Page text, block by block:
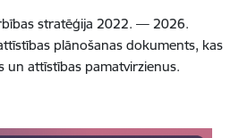
stratēģija 2022. — 2026.
plānošanas dokuments, kas
un attīstības pamatvirzienus.